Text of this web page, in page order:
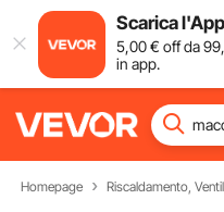
Scarica
5,00€ off da99
in app.
Homepage Riscaldamento,